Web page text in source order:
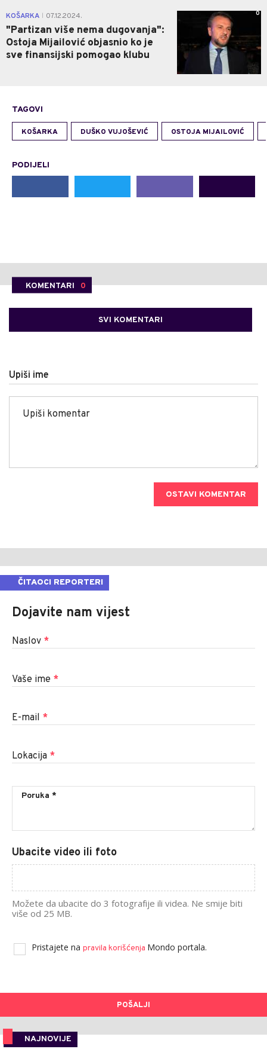
KOŠARKA 07.12.2024.
"Partizan više nema dugovanja":
Ostoja Mijailović objasnio ko je
sve finansijski pomogao klubu
0
TAGOVI
KOŠARKA DUŠKO VUJOŠEVIĆ OSTOJA MIJAILOVIĆ
PODIJELI
KOMENTARI 0
SVI KOMENTARI
Upiši ime
OSTAVI KOMENTAR
ČITAOCI REPORTERI
Dojavite nam vijest
Naslov *
Vaše ime *
E-mail *
Lokacija *
Ubacite video ili foto
Možete da ubacite do 3 fotografije ili videa. Ne smije biti
više od 25 MB.
Pristajete na pravila korišćenja Mondo portala.
POŠALJI
NAJNOVIJE